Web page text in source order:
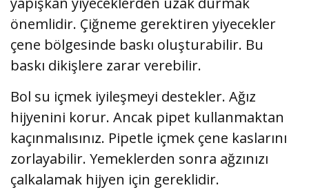
önemlidir. Çiğneme gerektiren yiyecekler
çene bölgesinde baskı oluşturabilir. Bu
baskı dikişlere zarar verebilir.
Bol su içmek iyileşmeyi destekler. Ağız
hijyenini korur. Ancak pipet kullanmaktan
kaçınmalısınız. Pipetle içmek çene kaslarını
zorlayabilir. Yemeklerden sonra ağzınızı
çalkalamak hijyen için gereklidir.